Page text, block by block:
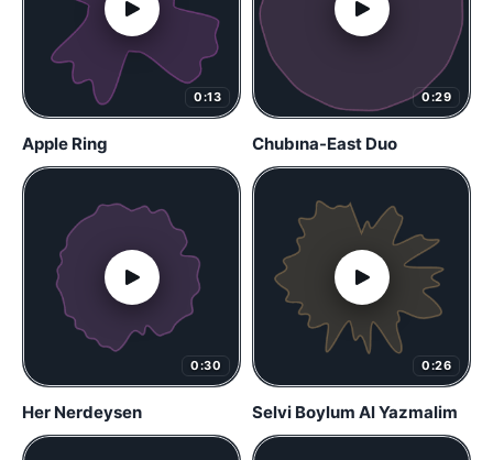
0:13
Apple Ring
0:29
Chubına-East Duo
0:30
Her Nerdeysen
0:26
Selvi Boylum Al Yazmalim